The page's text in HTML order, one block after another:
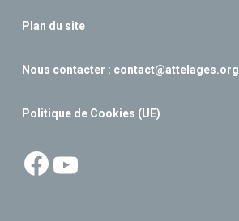
Plan du site
Nous contacter : contact@attelages.org
Politique de Cookies (UE)
Facebook